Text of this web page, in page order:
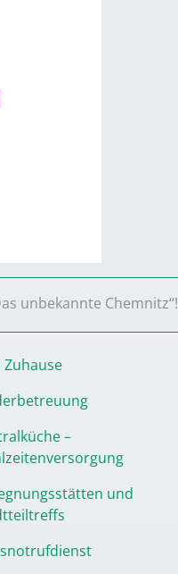
unbekannte Chemnitz“!
Zuhause
–
und